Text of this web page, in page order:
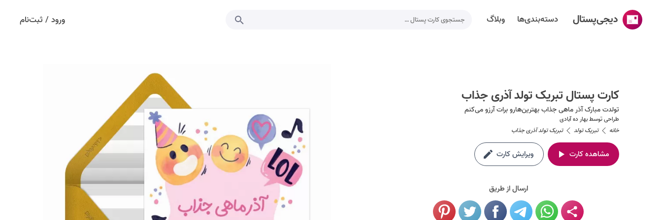
دیجی‌پستال دسته‌بندی‌ها وبلاگ ورود / ثبت‌نام
دسته‌بندی‌ها
تقویم مناسبت ها
کارت پستال تبریک تولد آذری جذاب
تولدت مبارک آذر ماهی جذاب بهترین‌هارو برات آرزو می‌کنم
طراحی توسطبهار ده آبادی
خانه
تبریک تولد تبریک تولد آذری جذاب
مشاهده کارت ویرایش کارت
ارسال از طریق